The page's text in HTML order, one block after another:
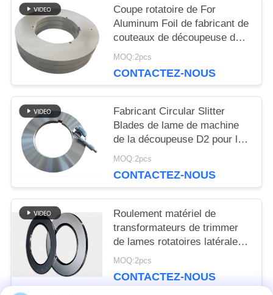
DU
SITE
POLITIQUE
DE
CONFIDENTIALITÉ
Coupe rotatoire de For
Aluminum Foil de fabricant de
couteaux de découpeuse de
tôle
MOQ:2pcs
CONTACTEZ-NOUS
Fabricant Circular Slitter
Blades de lame de machine
de la découpeuse D2 pour la
ligne de revêtement de fer-
MOQ:2pcs
CONTACTEZ-NOUS
Roulement matériel de
transformateurs de trimmer
de lames rotatoires latérales
de découpeuse
MOQ:2pcs
CONTACTEZ-NOUS